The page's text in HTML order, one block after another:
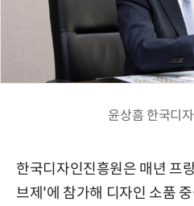
윤상흠 한국디
한국디자인진흥원은 매년 프
브제'에 참가해 디자인 소품